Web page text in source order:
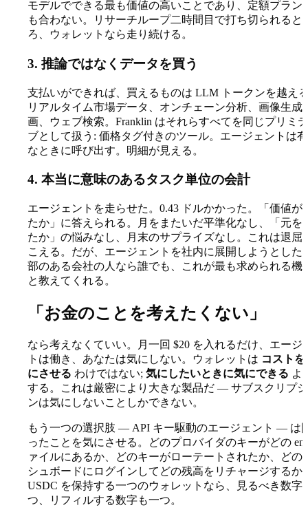
モデルでできる最も価値の高いことであり、定額プラン
も合わない。リサーチループ二時間目で打ち切られると
ろ、ウォレットなら走り続ける。
3. 推論ではなくデータを買う
支払いができれば、買えるものは LLM トークンを越え
リアルタイム市場データ、オンチェーン分析、画像生成
画、ウェブ検索。Franklin はそれらすべてを同じプリミ
ブとして扱う: 価格タグ付きのツール。エージェントは
なときに呼び出す。明細が見える。
4. 本当に意味のあるタスク単位の会計
エージェントを走らせた。0.43 ドルかかった。「価値が
たか」に答えられる。月をまたいだ平準化なし、「元を
たか」の悩みなし、月末のサプライズなし。これは退屈
こえる。だが、エージェントを社内に展開しようとした
部のある会社の人なら誰でも、これが最も求められる機
と教えてくれる。
「お金のことを考えたくない」
なら考えなくていい。月一回 $20 を入れるだけ、エージ
トは働き、あなたは気にしない。ウォレットは コストを
にさせる わけではない; 気にしたいときに気にできる よ
する。これは厳密により大きな製品だ — サブスクリプ
ンは気にしないことしかできない。
もう一つの選択肢 — API キー駆動のエージェント — は
ったことを気にさせる。どのプロバイダのキーがどの
ァイルにあるか、どのキーがローテートされたか、どの
シュボードにログインしてどの残高をリチャージするか
USDC を保持する一つのウォレットなら、見るべき数字
つ、リフィルする数字も一つ。